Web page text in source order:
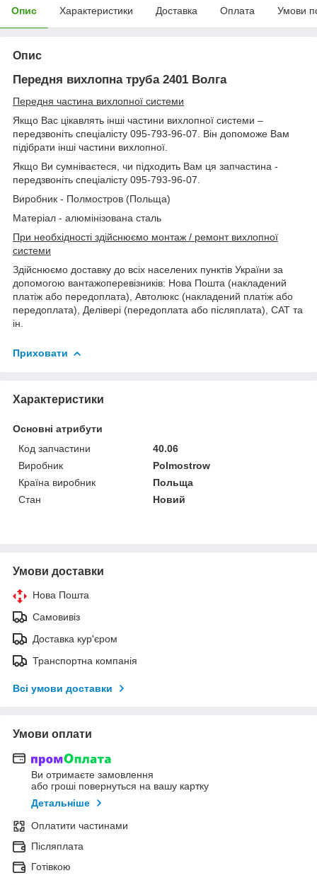
Опис Характеристики Доставка Оплата Умови
Опис
Передня вихлопна труба 2401 Волга
Передня частина вихлопної системи
Якщо Вас цікавлять інші частини вихлопної системи –
передзвоніть спеціалісту 095-793-96-07. Він допоможе Вам
підібрати інші частини вихлопної.
Якщо Ви сумніваєтеся, чи підходить Вам ця запчастина -
передзвоніть спеціалісту 095-793-96-07.
Виробник - Полмостров (Польща)
Матеріал - алюмінізована сталь
При необхідності здійснюємо монтаж / ремонт вихлопної
системи
Здійснюємо доставку до всіх населених пунктів України за
допомогою вантажоперевізників: Нова Пошта (накладений
платіж або передоплата), Автолюкс (накладений платіж або
передоплата), Делівері (передоплата або післяплата), САТ та
ін.
Приховати
Характеристики
Основні атрибути
Код запчастини
40.06
Виробник
Polmostrow
Країна виробник
Польща
Стан
Новий
Умови доставки
Нова Пошта
Самовивіз
Доставка кур'єром
Транспортна компанія
Всі умови доставки
Умови оплати
Ви отримаєте замовлення
або гроші повернуться на вашу картку
Детальніше
Оплатити частинами
Післяплата
Готівкою